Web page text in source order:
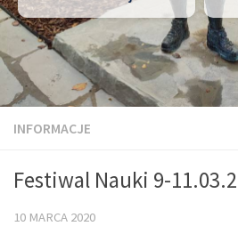
INFORMACJE
Festiwal Nauki 9-
10 MARCA 2020